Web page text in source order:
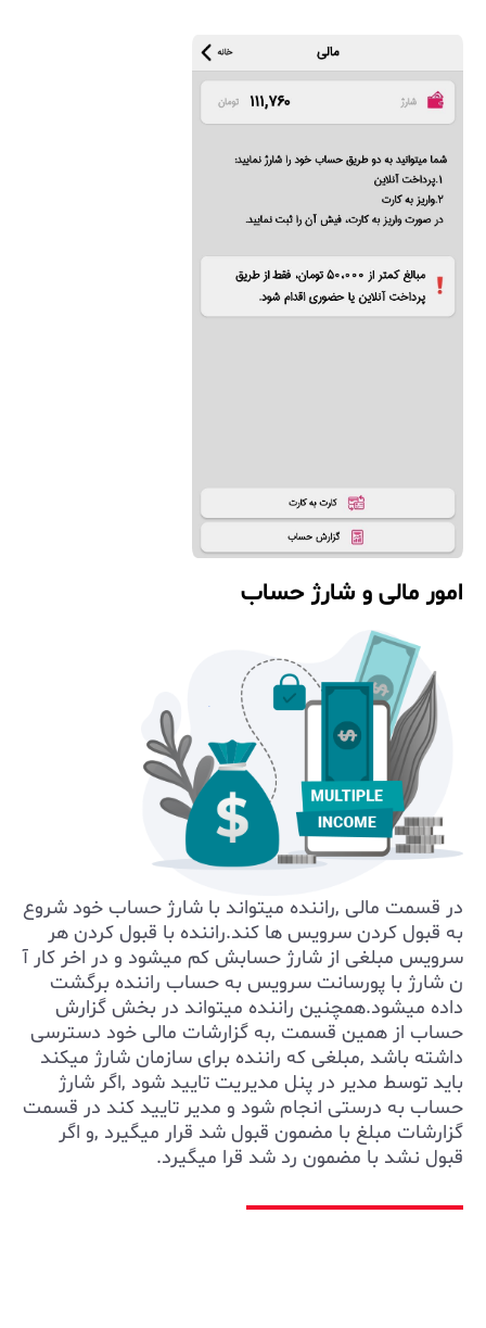
امور مالی و شارژ حساب
در قسمت مالی ,راننده میتواند با شارژ حساب خود شروع
به قبول کردن سرویس ها کند.راننده با قبول کردن هر
سرویس مبلغی از شارژ حسابش کم میشود و در اخر کار آ
ن شارژ با پورسانت سرویس به حساب راننده برگشت
داده میشود.همچنین راننده میتواند در بخش گزارش
حساب از همین قسمت ,به گزارشات مالی خود دسترسی
داشته باشد ,مبلغی که راننده برای سازمان شارژ میکند
باید توسط مدیر در پنل مدیریت تایید شود ,اگر شارژ
حساب به درستی انجام شود و مدیر تایید کند در قسمت
گزارشات مبلغ با مضمون قبول شد قرار میگیرد ,و اگر
قبول نشد با مضمون رد شد قرا میگیرد.